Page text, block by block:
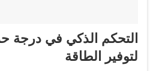
التحكم الذكي في درجة
لتوفير الطاقة